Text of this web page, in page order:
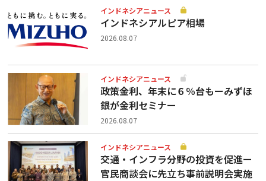
インドネシアニュース
インドネシアルピア相場
2026.08.07
インドネシアニュース
政策金利、年末に６％台もーみずほ
銀が金利セミナー
2026.08.07
インドネシアニュース
交通・インフラ分野の投資を促進ー
官民商談会に先立ち事前説明会実施